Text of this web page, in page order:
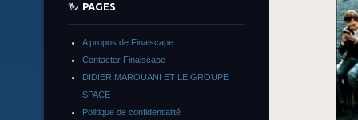
PAGES
A propos de Finalscape
Contacter Finalscape
DIDIER MAROUANI ET LE GROUPE
SPACE
Politique de confidentialité